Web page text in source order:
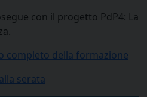
con il progetto PdP4: La
completo della formazione
serata